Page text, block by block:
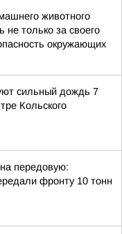
животного
не только за своего
окружающих
сильный дождь 7
Кольского
передовую:
фронту 10 тонн